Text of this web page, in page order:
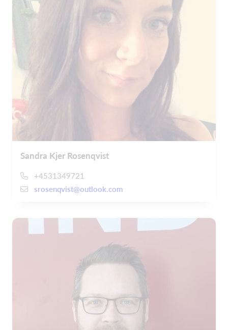
Sandra Kjer Rosenqvist
+4531349721
srosenqvist@outlook.com